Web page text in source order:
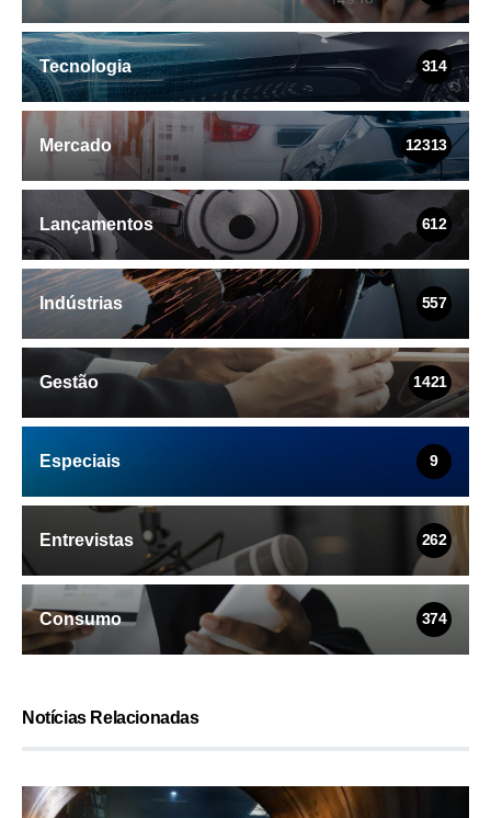
Tecnologia 314
Mercado 12313
Lançamentos 612
Indústrias 557
Gestão 1421
Especiais 9
Entrevistas 262
Consumo 374
Notícias Relacionadas